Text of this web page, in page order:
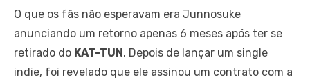
O que os fãs não esperavam era Junnosuke
anunciando um retorno apenas 6 meses após ter se
retirado do KAT-TUN. Depois de lançar um single
indie, foi revelado que ele assinou um contrato com a